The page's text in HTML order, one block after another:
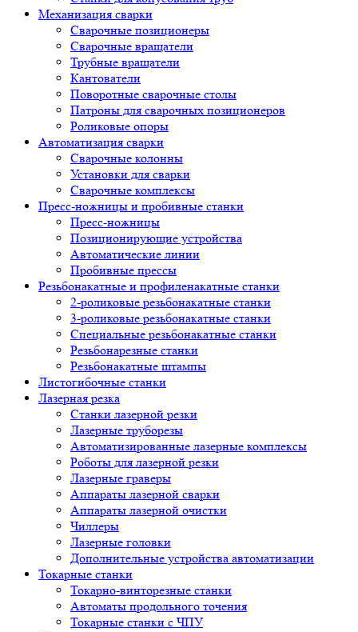
Механизация сварки
Сварочные позиционеры
Сварочные вращатели
Трубные вращатели
Кантователи
Поворотные сварочные столы
Патроны для сварочных позиционеров
Роликовые опоры
Автоматизация сварки
Сварочные колонны
Установки для сварки
Сварочные комплексы
Пресс-ножницы и пробивные станки
Пресс-ножницы
Позиционирующие устройства
Автоматические линии
Пробивные прессы
Резьбонакатные и профиленакатные станки
2-роликовые резьбонакатные станки
3-роликовые резьбонакатные станки
Специальные резьбонакатные станки
Резьбонарезные станки
Резьбонакатные штампы
Листогибочные станки
Лазерная резка
Станки лазерной резки
Лазерные труборезы
Автоматизированные лазерные комплексы
Роботы для лазерной резки
Лазерные граверы
Аппараты лазерной сварки
Аппараты лазерной очистки
Чиллеры
Лазерные головки
Дополнительные устройства автоматизации
Токарные станки
Токарно-винторезные станки
Автоматы продольного точения
Токарные станки с ЧПУ